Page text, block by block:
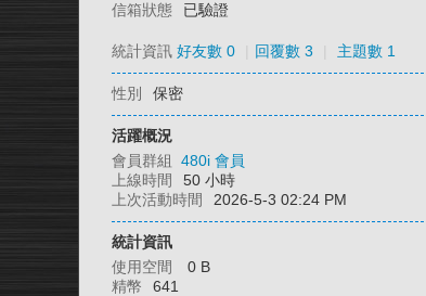
信箱狀態
已驗證
統計資訊 好友數 0 回覆數 3 主題數 1
性別 保密
活躍概況
會員群組 480i 會員
上線時間
50 小時
上次活動時間
2026-5-3 02:24 PM
統計資訊
使用空間
0 B
精幣
641